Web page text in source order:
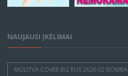
NAUJAUSI ĮKĖLIMAI
MOLITVA COVER BI2 RUS 2K26 02 BOMBA